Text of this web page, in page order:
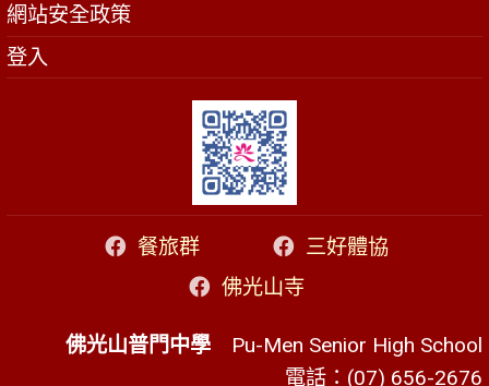
網站安全政策
登入
餐旅群
三好體協
佛光山寺
佛光山普門中學 Pu-Men Senior High School
電話：(07) 656-2676